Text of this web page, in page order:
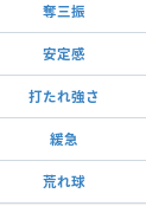
奪三振
安定感
打たれ強さ
緩急
荒れ球